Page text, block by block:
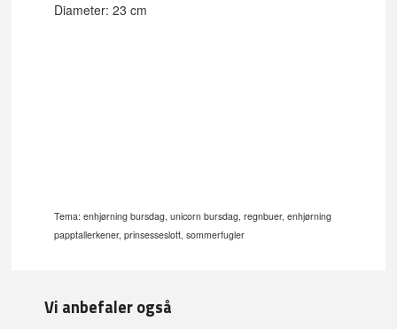
Diameter: 23 cm
Tema: enhjørning bursdag, unicorn bursdag, regnbuer, enhjørning
papptallerkener, prinsesseslott, sommerfugler
Vi anbefaler også